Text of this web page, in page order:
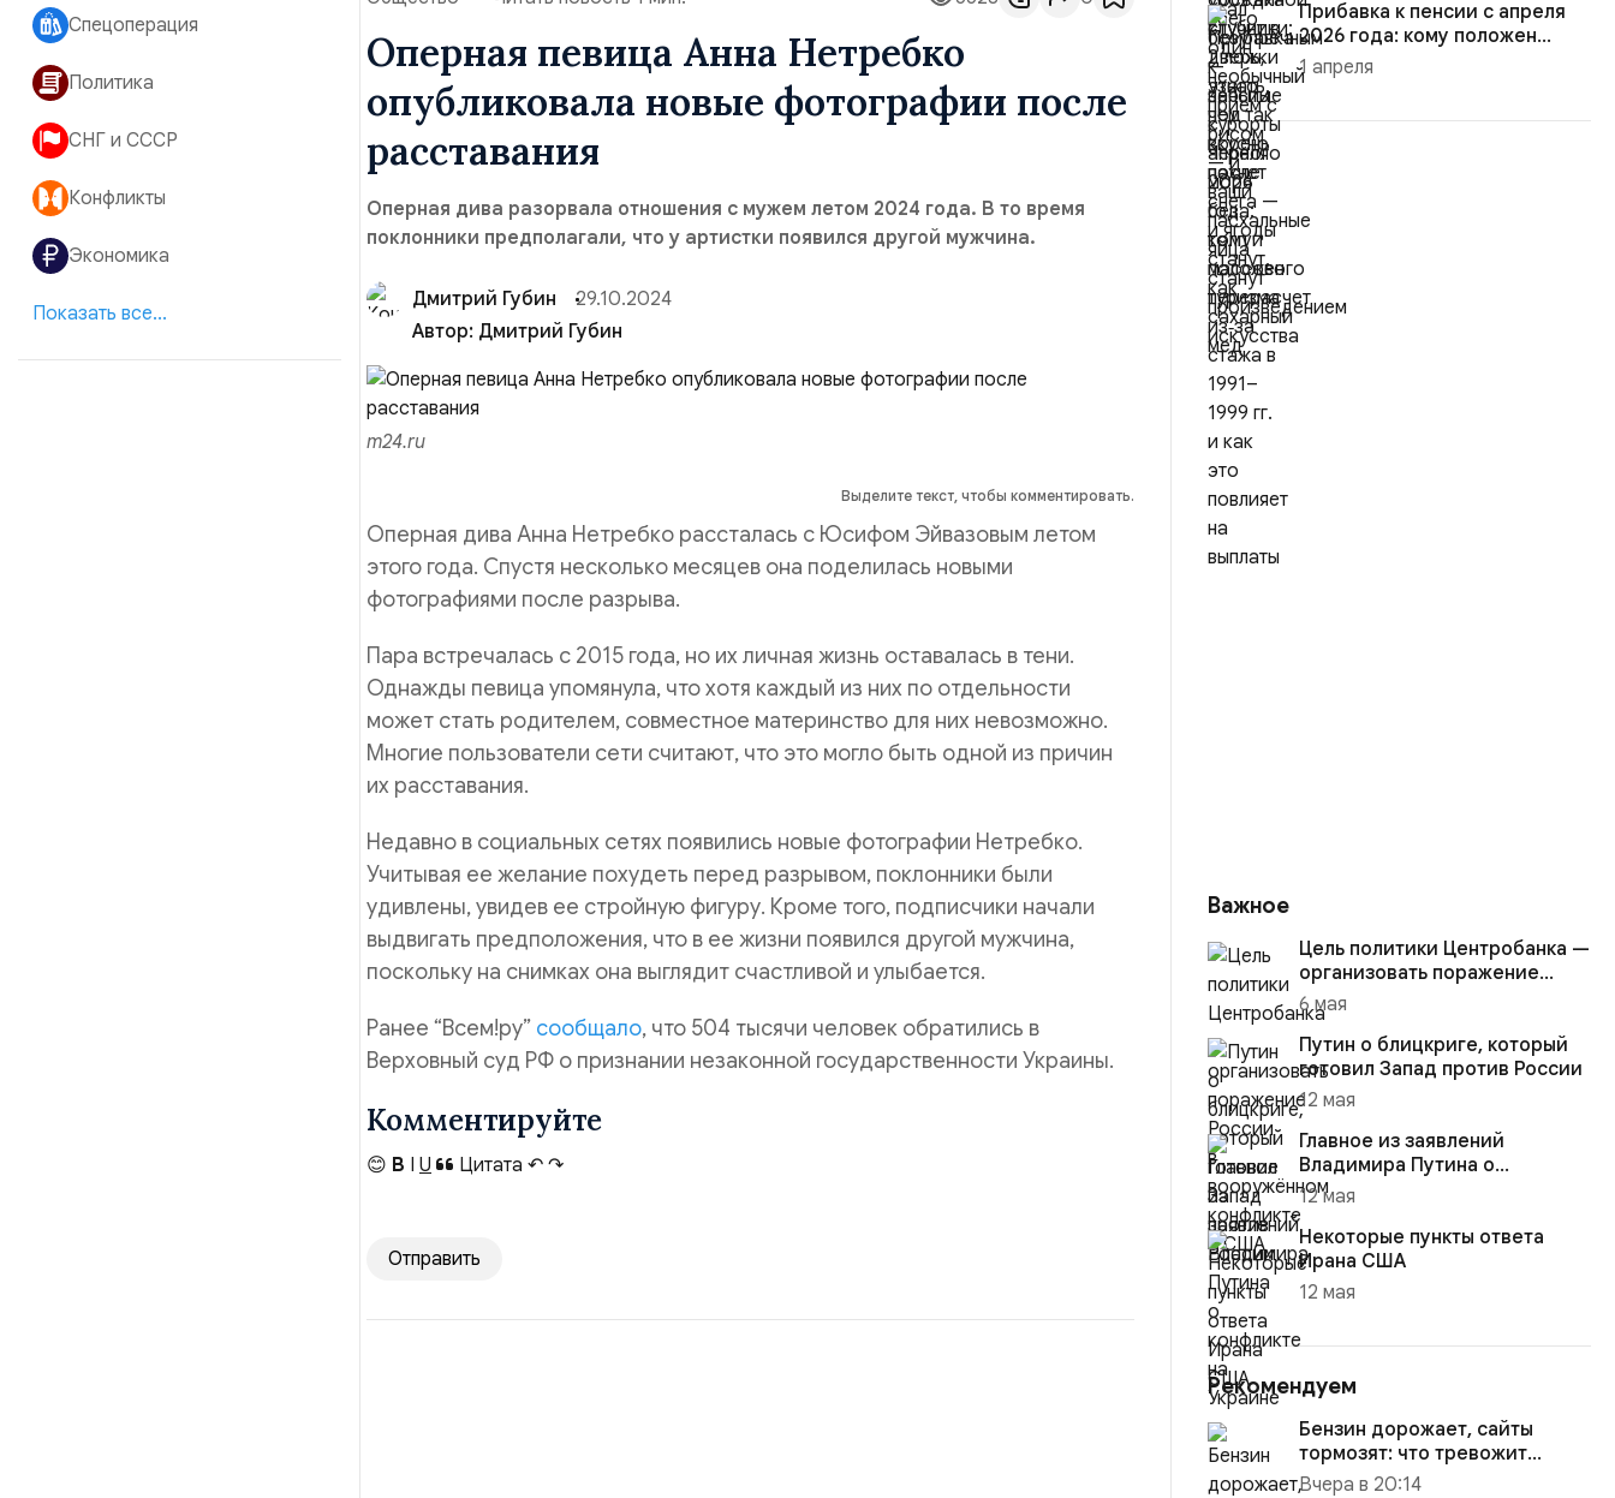
Спецоперация
Политика
СНГ и СССР
Конфликты
Экономика
Показать все...
Оперная певица Анна Нетребко
опубликовала новые фотографии после
расставания
Оперная дива разорвала отношения с мужем летом 2024 года. В то время
поклонники предполагали, что у артистки появился другой мужчина.
Дмитрий Губин
29.10.2024
Автор: Дмитрий Губин
m24.ru
Выделите текст, чтобы комментировать.
Оперная дива Анна Нетребко рассталась с Юсифом Эйвазовым летом
этого года. Спустя несколько месяцев она поделилась новыми
фотографиями после разрыва.
Пара встречалась с 2015 года, но их личная жизнь оставалась в тени.
Однажды певица упомянула, что хотя каждый из них по отдельности
может стать родителем, совместное материнство для них невозможно.
Многие пользователи сети считают, что это могло быть одной из причин
их расставания.
Недавно в социальных сетях появились новые фотографии Нетребко.
Учитывая ее желание похудеть перед разрывом, поклонники были
удивлены, увидев ее стройную фигуру. Кроме того, подписчики начали
выдвигать предположения, что в ее жизни появился другой мужчина,
поскольку на снимках она выглядит счастливой и улыбается.
Ранее “Всем!ру” сообщало, что 504 тысячи человек обратились в
Верховный суд РФ о признании незаконной государственности Украины.
Комментируйте
😊 B I U Цитата ↶ ↷
Отправить
Прибавка к пенсии с апреля
2026 года: кому положен
пере...
1 апреля
Важное
Цель политики Центробанка —
организовать поражение
России в вооружённом
конфликте с США
6 мая
Путин о блицкриге, который
готовил Запад против России
12 мая
Главное из заявлений
Владимира Путина о
конфликте на Украине
12 мая
Некоторые пункты ответа
Ирана США
12 мая
Рекомендуем
Бензин дорожает, сайты
тормозят: что тревожит
россиян больше?
Вчера в 20:14